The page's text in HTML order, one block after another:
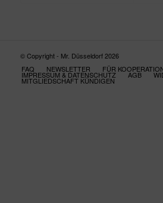
© Copyright - Mr. Düsseldorf 2026
FAQ
NEWSLETTER FÜR
IMPRESSUM & DATENSCHUTZ AGB
MITGLIEDSCHAFT KÜNDIGEN